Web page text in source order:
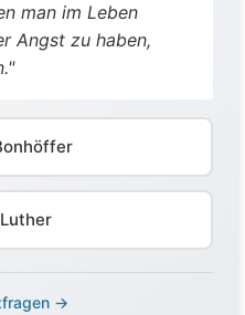
man im Leben
Angst zu haben,
→